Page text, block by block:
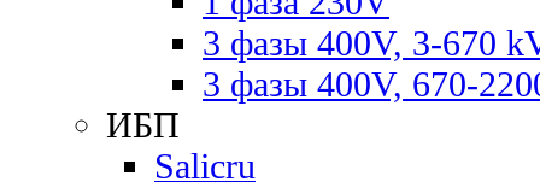
3 фазы 400V, 3-670
3 фазы 400V, 670-
ИБП
Salicru